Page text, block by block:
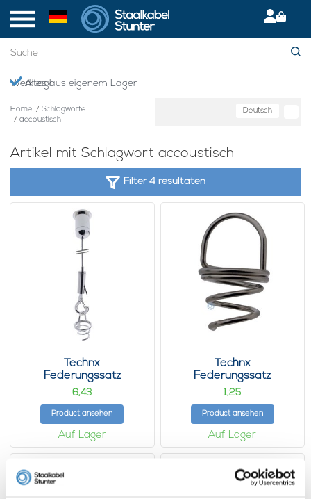
Werktag!
Alles aus eigenem Lager
Home / Schlagworte
/ accoustisch
Deutsch
Artikel mit Schlagwort accoustisch
Filter 4 resultaten
Technx
Federungssatz
akustisch
6,43
Product ansehen
Auf Lager
Technx
Federungssatz
akustisch
1,25
Product ansehen
Auf Lager